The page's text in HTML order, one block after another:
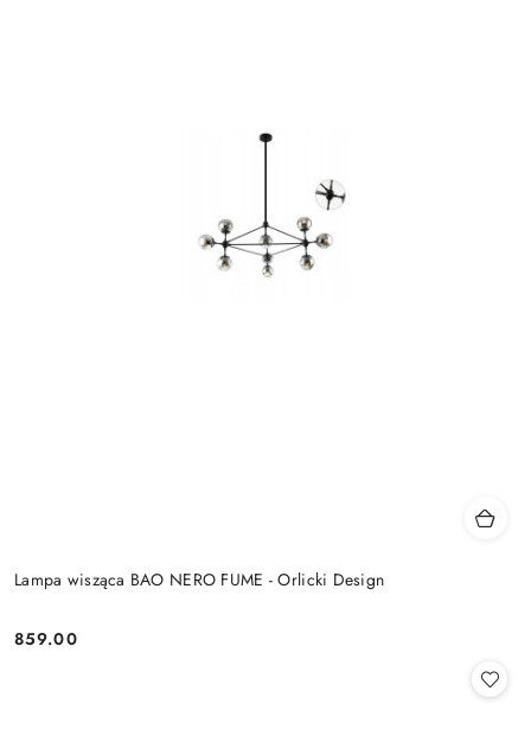
Lampa wisząca BAO NERO FUME - Orlicki Design
Cena:
859.00